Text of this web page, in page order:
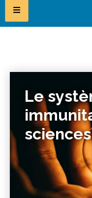
Le
sciences